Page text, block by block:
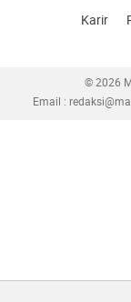
Karir
© 2026
Email :